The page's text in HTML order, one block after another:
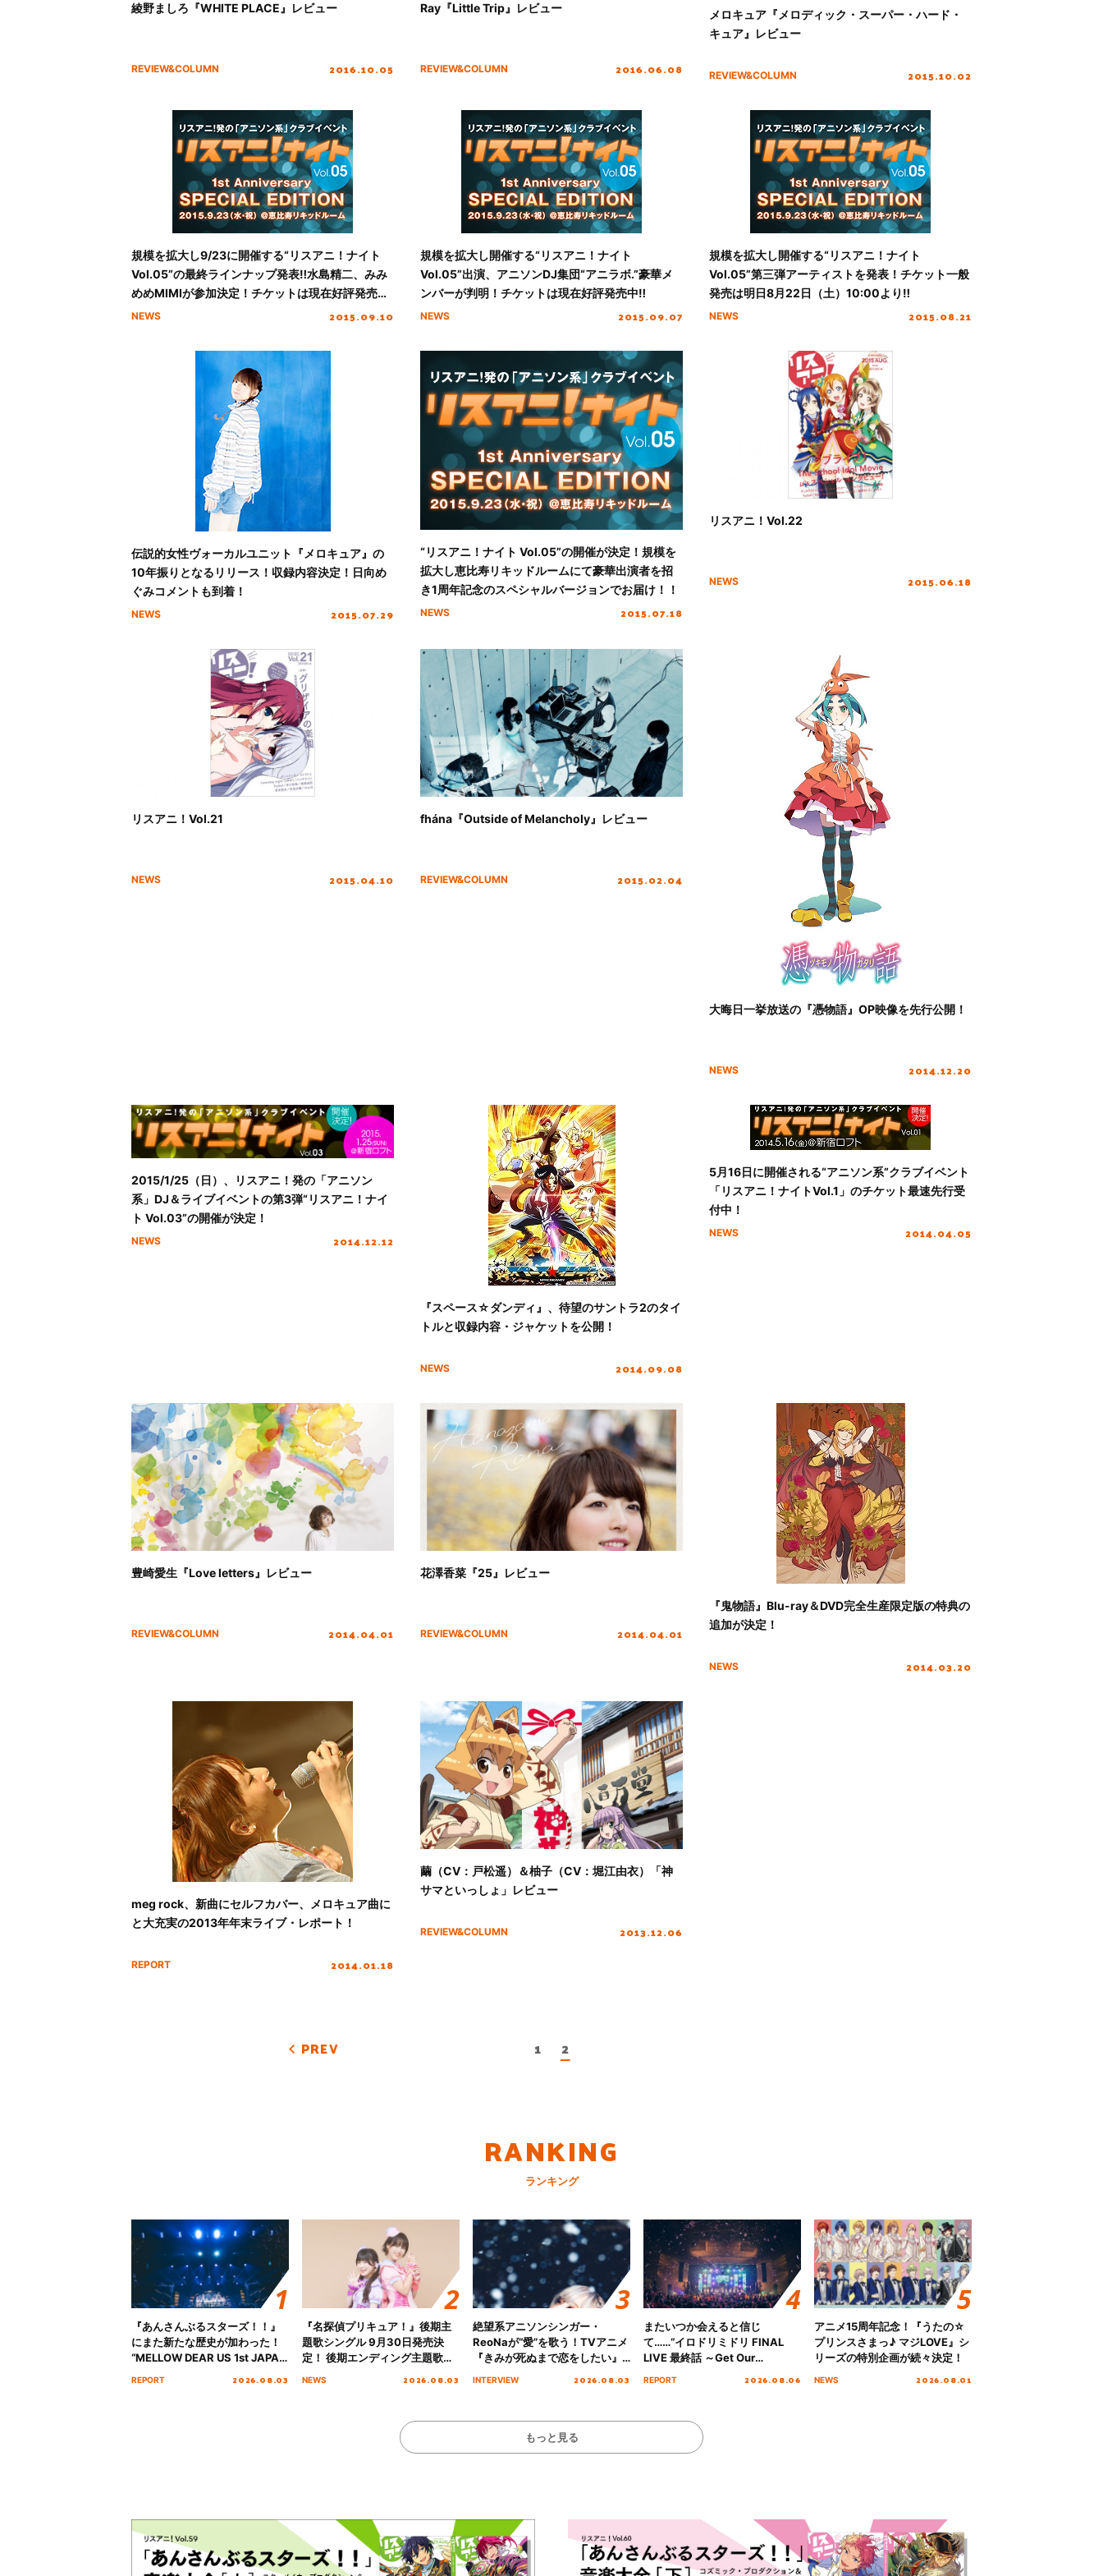
綾野ましろ『WHITE PLACE』レビュー
REVIEW&COLUMN 2016.10.05
Ray『Little Trip』レビュー
REVIEW&COLUMN 2016.06.08
メロキュア『メロディック・スーパー・ハード・
キュア』レビュー
REVIEW&COLUMN 2015.10.02
規模を拡大し9/23に開催する“リスアニ！ナイト
Vol.05”の最終ラインナップ発表‼︎水島精二、みみ
めめMIMIが参加決定！チケットは現在好評発売
中‼
NEWS 2015.09.10
規模を拡大し開催する“リスアニ！ナイト
Vol.05”出演、アニソンDJ集団“アニラボ.”豪華メ
ンバーが判明！チケットは現在好評発売中‼
NEWS 2015.09.07
規模を拡大し開催する“リスアニ！ナイト
Vol.05”第三弾アーティストを発表！チケット一般
発売は明日8月22日（土）10:00より‼
NEWS 2015.08.21
伝説的女性ヴォーカルユニット『メロキュア』の
10年振りとなるリリース！収録内容決定！日向め
ぐみコメントも到着！
NEWS 2015.07.29
“リスアニ！ナイト Vol.05”の開催が決定！規模を
拡大し恵比寿リキッドルームにて豪華出演者を招
き1周年記念のスペシャルバージョンでお届け！！
NEWS 2015.07.18
リスアニ！Vol.22
NEWS 2015.06.18
リスアニ！Vol.21
NEWS 2015.04.10
fhána『Outside of Melancholy』レビュー
REVIEW&COLUMN 2015.02.04
大晦日一挙放送の『憑物語』OP映像を先行公開！
NEWS 2014.12.20
2015/1/25（日）、リスアニ！発の「アニソン
系」DJ＆ライブイベントの第3弾“リスアニ！ナイ
ト Vol.03”の開催が決定！
NEWS 2014.12.12
『スペース☆ダンディ』、待望のサントラ2のタイ
トルと収録内容・ジャケットを公開！
NEWS 2014.09.08
5月16日に開催される“アニソン系”クラブイベント
「リスアニ！ナイトVol.1」のチケット最速先行受
付中！
NEWS 2014.04.05
豊崎愛生『Love letters』レビュー
REVIEW&COLUMN 2014.04.01
花澤香菜『25』レビュー
REVIEW&COLUMN 2014.04.01
『鬼物語』Blu-ray＆DVD完全生産限定版の特典の
追加が決定！
NEWS 2014.03.20
meg rock、新曲にセルフカバー、メロキュア曲に
と大充実の2013年年末ライブ・レポート！
REPORT 2014.01.18
繭（CV：戸松遥）＆柚子（CV：堀江由衣）「神
サマといっしょ」レビュー
REVIEW&COLUMN 2013.12.06
PREV 1 2
RANKING
ランキング
『あんさんぶるスターズ！！』
にまた新たな歴史が加わった！
“MELLOW DEAR US 1st JAPAN
REPORT 2026.08.03
『名探偵プリキュア！』後期主
題歌シングル 9月30日発売決
定！ 後期エンディング主題歌
NEWS 2026.08.03
絶望系アニソンシンガー・
ReoNaが“愛”を歌う！TVアニメ
『きみが死ぬまで恋をしたい』
INTERVIEW 2026.08.03
またいつか会えると信じ
て……“イロドリミドリ FINAL
LIVE 最終話 ～Get Our
REPORT 2026.08.06
アニメ15周年記念！『うたの☆
プリンスさまっ♪ マジLOVE』シ
リーズの特別企画が続々決定！
NEWS 2026.08.01
もっと見る